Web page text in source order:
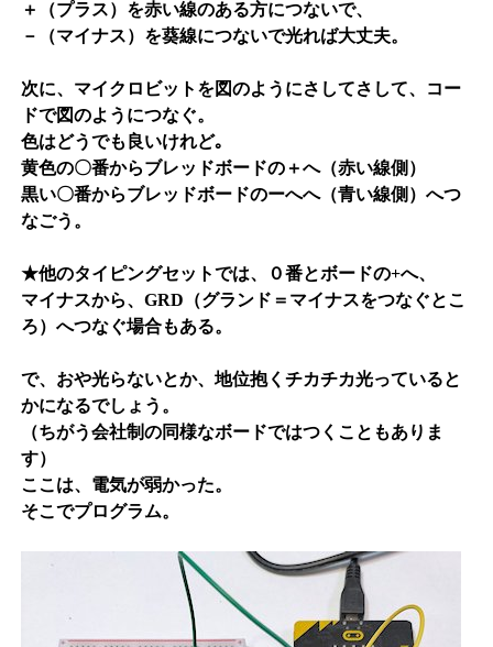
＋（プラス）を赤い線のある方につないで、
－（マイナス）を葵線につないで光れば大丈夫。
次に、マイクロビットを図のようにさしてさして、コー
ドで図のようにつなぐ。
色はどうでも良いけれど｡
黄色の〇番からブレッドボードの＋へ（赤い線側）
黒い〇番からブレッドボードのーへへ（青い線側）へつ
なごう。
★他のタイピングセットでは、０番とボードの+へ、
マイナスから、GRD（グランド＝マイナスをつなぐとこ
ろ）へつなぐ場合もある。
で、おや光らないとか、地位抱くチカチカ光っていると
かになるでしょう。
（ちがう会社制の同様なボードではつくこともありま
す）
ここは、電気が弱かった。
そこでプログラム。